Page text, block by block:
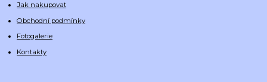
Jak nakupovat
Obchodní podmínky
Fotogalerie
Kontakty